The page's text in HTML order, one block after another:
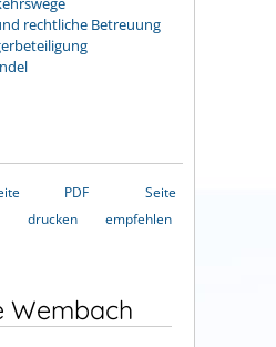
rechtliche Betreuung
PDF
drucken
Seite
empfehlen
Wembach